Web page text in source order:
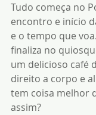
Tudo começa no
encontro e início
e o tempo que
finaliza no
um delicioso café
direito a corpo e
tem coisa melhor
assim?